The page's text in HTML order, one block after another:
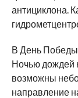
антициклона.
В День
Ночью дождей
возможны
направление